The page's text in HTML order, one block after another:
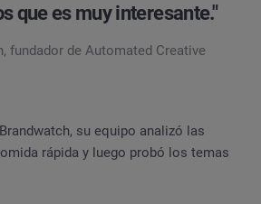
que es muy interesante."
fundador de Automated Creative
su equipo analizó las
rápida y luego probó los temas